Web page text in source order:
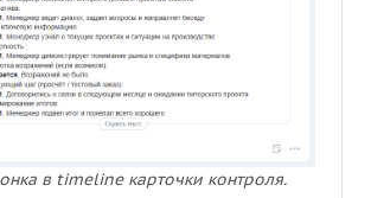
в timeline карточки контроля.